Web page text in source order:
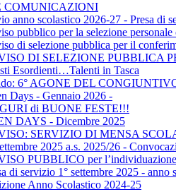
COMUNICAZIONI
anno scolastico 2026-27 - Presa di
pubblico per la selezione
di selezione pubblica per il
DI SELEZIONE PUBBLICA
Esordienti…Talenti in Tasca
6° AGONE DEL
Days - Gennaio 2026 -
di BUONE FESTE!!!
DAYS - Dicembre 2025
SERVIZIO DI MENSA
2025 a.s. 2025/26 -
PUBBLICO per
di servizio 1° settembre 2025 - anno
Anno Scolastico 2024-25